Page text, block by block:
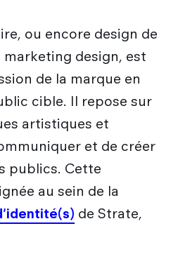
année Design
et 4e année Design
?
designer
?
lab
ou encore design de
design, est
de la marque en
cible. Il repose sur
artistiques et
et de créer
publics. Cette
au sein de la
de Strate,